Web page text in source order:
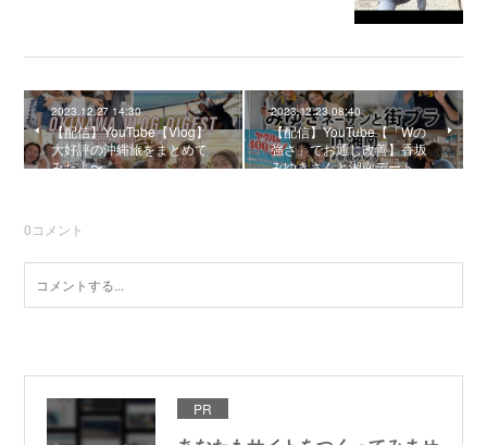
2023.12.27 14:30
【配信】YouTube【Vlog】
大好評の沖縄旅をまとめて
みたよ〜
2023.12.23 08:40
【配信】YouTube【「Wの
強さ」でお通じ改善】香坂
みゆきさんと湘南デート…
0コメント
PR